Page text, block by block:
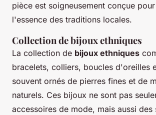
pièce est soigneusement conçue
l'essence des traditions locales.
Collection de bijoux ethniques
La collection de bijoux ethniques
bracelets, colliers, boucles d'oreilles
souvent ornés de pierres fines et de
naturels. Ces bijoux ne sont pas
accessoires de mode, mais aussi des